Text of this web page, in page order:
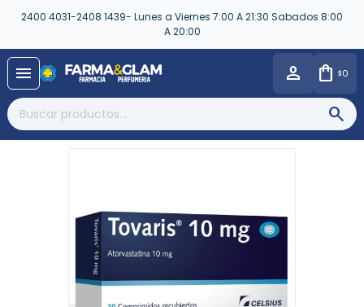
2400 4031-2408 1439- Lunes a Viernes 7:00 A 21:30 Sabados 8:00
A 20:00
menu $0